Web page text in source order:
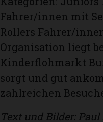
Fahrer/innen mit
Rollers Fahrer/
Organisation liegt
Kinderflohmarkt
sorgt und gut
zahlreichen
Text und Bilder: